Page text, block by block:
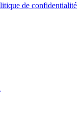
de confidentialité